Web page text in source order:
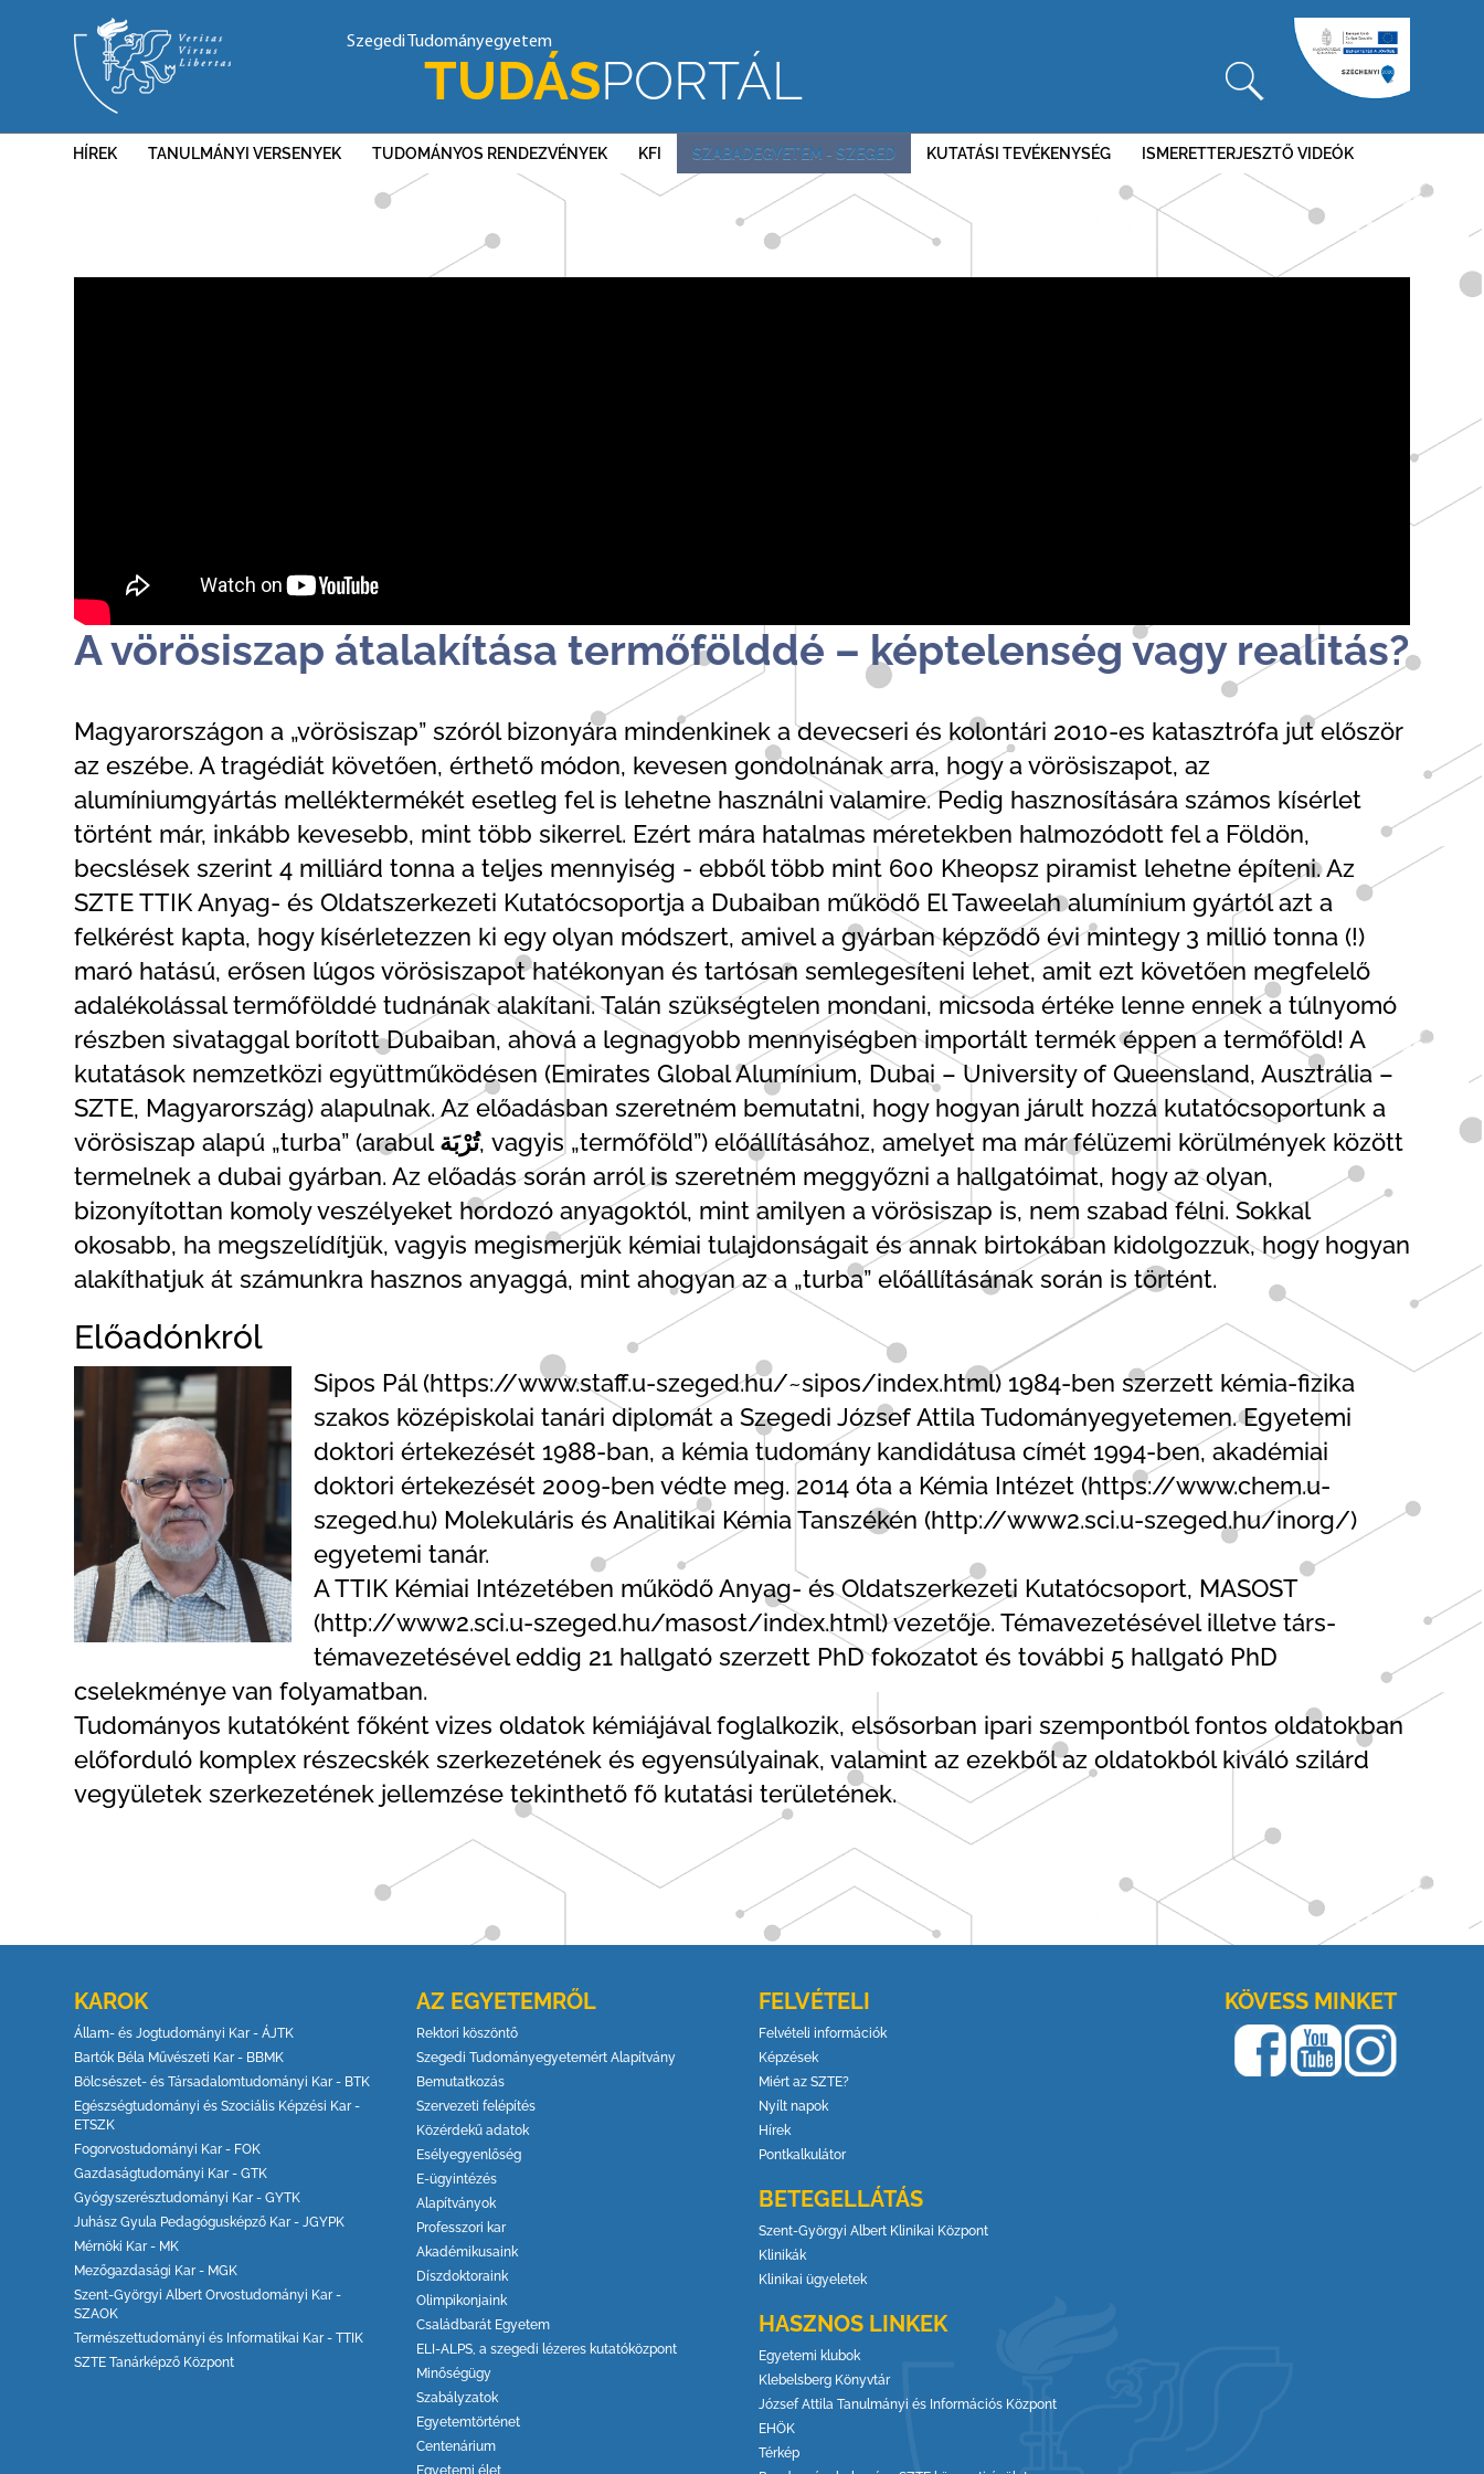
Szegedi Tudományegyetem
TUDÁSPORTÁL
HÍREK TANULMÁNYI VERSENYEK TUDOMÁNYOS RENDEZVÉNYEK KFI SZABADEGYETEM - SZEGED KUTATÁSI TEVÉKENYSÉG ISMERETTERJESZTŐ VIDEÓK
A vörösiszap átalakítása termőfölddé – képtelenség vagy realitás?
Magyarországon a „vörösiszap” szóról bizonyára mindenkinek a devecseri és kolontári 2010-es katasztrófa jut először
az eszébe. A tragédiát követően, érthető módon, kevesen gondolnának arra, hogy a vörösiszapot, az
alumíniumgyártás melléktermékét esetleg fel is lehetne használni valamire. Pedig hasznosítására számos kísérlet
történt már, inkább kevesebb, mint több sikerrel. Ezért mára hatalmas méretekben halmozódott fel a Földön,
becslések szerint 4 milliárd tonna a teljes mennyiség - ebből több mint 600 Kheopsz piramist lehetne építeni. Az
SZTE TTIK Anyag- és Oldatszerkezeti Kutatócsoportja a Dubaiban működő El Taweelah alumínium gyártól azt a
felkérést kapta, hogy kísérletezzen ki egy olyan módszert, amivel a gyárban képződő évi mintegy 3 millió tonna (!)
maró hatású, erősen lúgos vörösiszapot hatékonyan és tartósan semlegesíteni lehet, amit ezt követően megfelelő
adalékolással termőfölddé tudnának alakítani. Talán szükségtelen mondani, micsoda értéke lenne ennek a túlnyomó
részben sivataggal borított Dubaiban, ahová a legnagyobb mennyiségben importált termék éppen a termőföld! A
kutatások nemzetközi együttműködésen (Emirates Global Alumínium, Dubai – University of Queensland, Ausztrália –
SZTE, Magyarország) alapulnak. Az előadásban szeretném bemutatni, hogy hogyan járult hozzá kutatócsoportunk a
vörösiszap alapú „turba” (arabulتُرْبَة, vagyis „termőföld”) előállításához, amelyet ma már félüzemi körülmények között
termelnek a dubai gyárban. Az előadás során arról is szeretném meggyőzni a hallgatóimat, hogy az olyan,
bizonyítottan komoly veszélyeket hordozó anyagoktól, mint amilyen a vörösiszap is, nem szabad félni. Sokkal
okosabb, ha megszelídítjük, vagyis megismerjük kémiai tulajdonságait és annak birtokában kidolgozzuk, hogy hogyan
alakíthatjuk át számunkra hasznos anyaggá, mint ahogyan az a „turba” előállításának során is történt.
Előadónkról
Sipos Pál (https://www.staff.u-szeged.hu/~sipos/index.html) 1984-ben szerzett kémia-fizika
szakos középiskolai tanári diplomát a Szegedi József Attila Tudományegyetemen. Egyetemi
doktori értekezését 1988-ban, a kémia tudomány kandidátusa címét 1994-ben, akadémiai
doktori értekezését 2009-ben védte meg. 2014 óta a Kémia Intézet (https://www.chem.u-
szeged.hu) Molekuláris és Analitikai Kémia Tanszékén (http://www2.sci.u-szeged.hu/inorg/)
egyetemi tanár.
A TTIK Kémiai Intézetében működő Anyag- és Oldatszerkezeti Kutatócsoport, MASOST
(http://www2.sci.u-szeged.hu/masost/index.html) vezetője. Témavezetésével illetve társ-
témavezetésével eddig 21 hallgató szerzett PhD fokozatot és további 5 hallgató PhD
cselekménye van folyamatban.
Tudományos kutatóként főként vizes oldatok kémiájával foglalkozik, elsősorban ipari szempontból fontos oldatokban
előforduló komplex részecskék szerkezetének és egyensúlyainak, valamint az ezekből az oldatokból kiváló szilárd
vegyületek szerkezetének jellemzése tekinthető fő kutatási területének.
KAROK
Állam- és Jogtudományi Kar - ÁJTK
Bartók Béla Művészeti Kar - BBMK
Bölcsészet- és Társadalomtudományi Kar - BTK
Egészségtudományi és Szociális Képzési Kar -
ETSZK
Fogorvostudományi Kar - FOK
Gazdaságtudományi Kar - GTK
Gyógyszerésztudományi Kar - GYTK
Juhász Gyula Pedagógusképző Kar - JGYPK
Mérnöki Kar - MK
Mezőgazdasági Kar - MGK
Szent-Györgyi Albert Orvostudományi Kar -
SZAOK
Természettudományi és Informatikai Kar - TTIK
SZTE Tanárképző Központ
AZ EGYETEMRŐL
Rektori köszöntő
Szegedi Tudományegyetemért Alapítvány
Bemutatkozás
Szervezeti felépítés
Közérdekű adatok
Esélyegyenlőség
E-ügyintézés
Alapítványok
Professzori kar
Akadémikusaink
Díszdoktoraink
Olimpikonjaink
Családbarát Egyetem
ELI-ALPS, a szegedi lézeres kutatóközpont
Minőségügy
Szabályzatok
Egyetemtörténet
Centenárium
Egyetemi élet
FELVÉTELI
Felvételi információk
Képzések
Miért az SZTE?
Nyílt napok
Hírek
Pontkalkulátor
BETEGELLÁTÁS
Szent-Györgyi Albert Klinikai Központ
Klinikák
Klinikai ügyeletek
HASZNOS LINKEK
Egyetemi klubok
Klebelsberg Könyvtár
József Attila Tanulmányi és Információs Központ
EHÖK
Térkép
KÖVESS MINKET